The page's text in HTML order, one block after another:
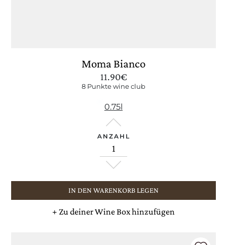
Moma Bianco
11.90€
8 Punkte wine club
0.75l
ANZAHL
IN DEN WARENKORB LEGEN
+ Zu deiner Wine Box hinzufügen